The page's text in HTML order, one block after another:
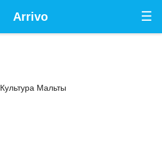
☰
Arrivo
Культура Мальты